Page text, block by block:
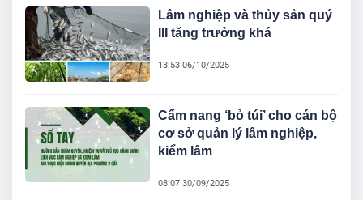
Lâm nghiệp và thủy sản quý
III tăng trưởng khá
13:53 06/10/2025
Cẩm nang ‘bỏ túi’ cho cán bộ
cơ sở quản lý lâm nghiệp,
kiểm lâm
08:07 30/09/2025